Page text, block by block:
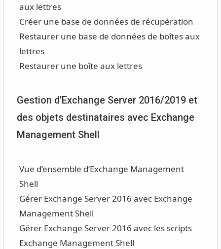
aux lettres
Créer une base de données de récupération
Restaurer une base de données de boîtes aux
lettres
Restaurer une boîte aux lettres
Gestion d’Exchange Server 2016/2019 et
des objets destinataires avec Exchange
Management Shell
Vue d’ensemble d’Exchange Management
Shell
Gérer Exchange Server 2016 avec Exchange
Management Shell
Gérer Exchange Server 2016 avec les scripts
Exchange Management Shell